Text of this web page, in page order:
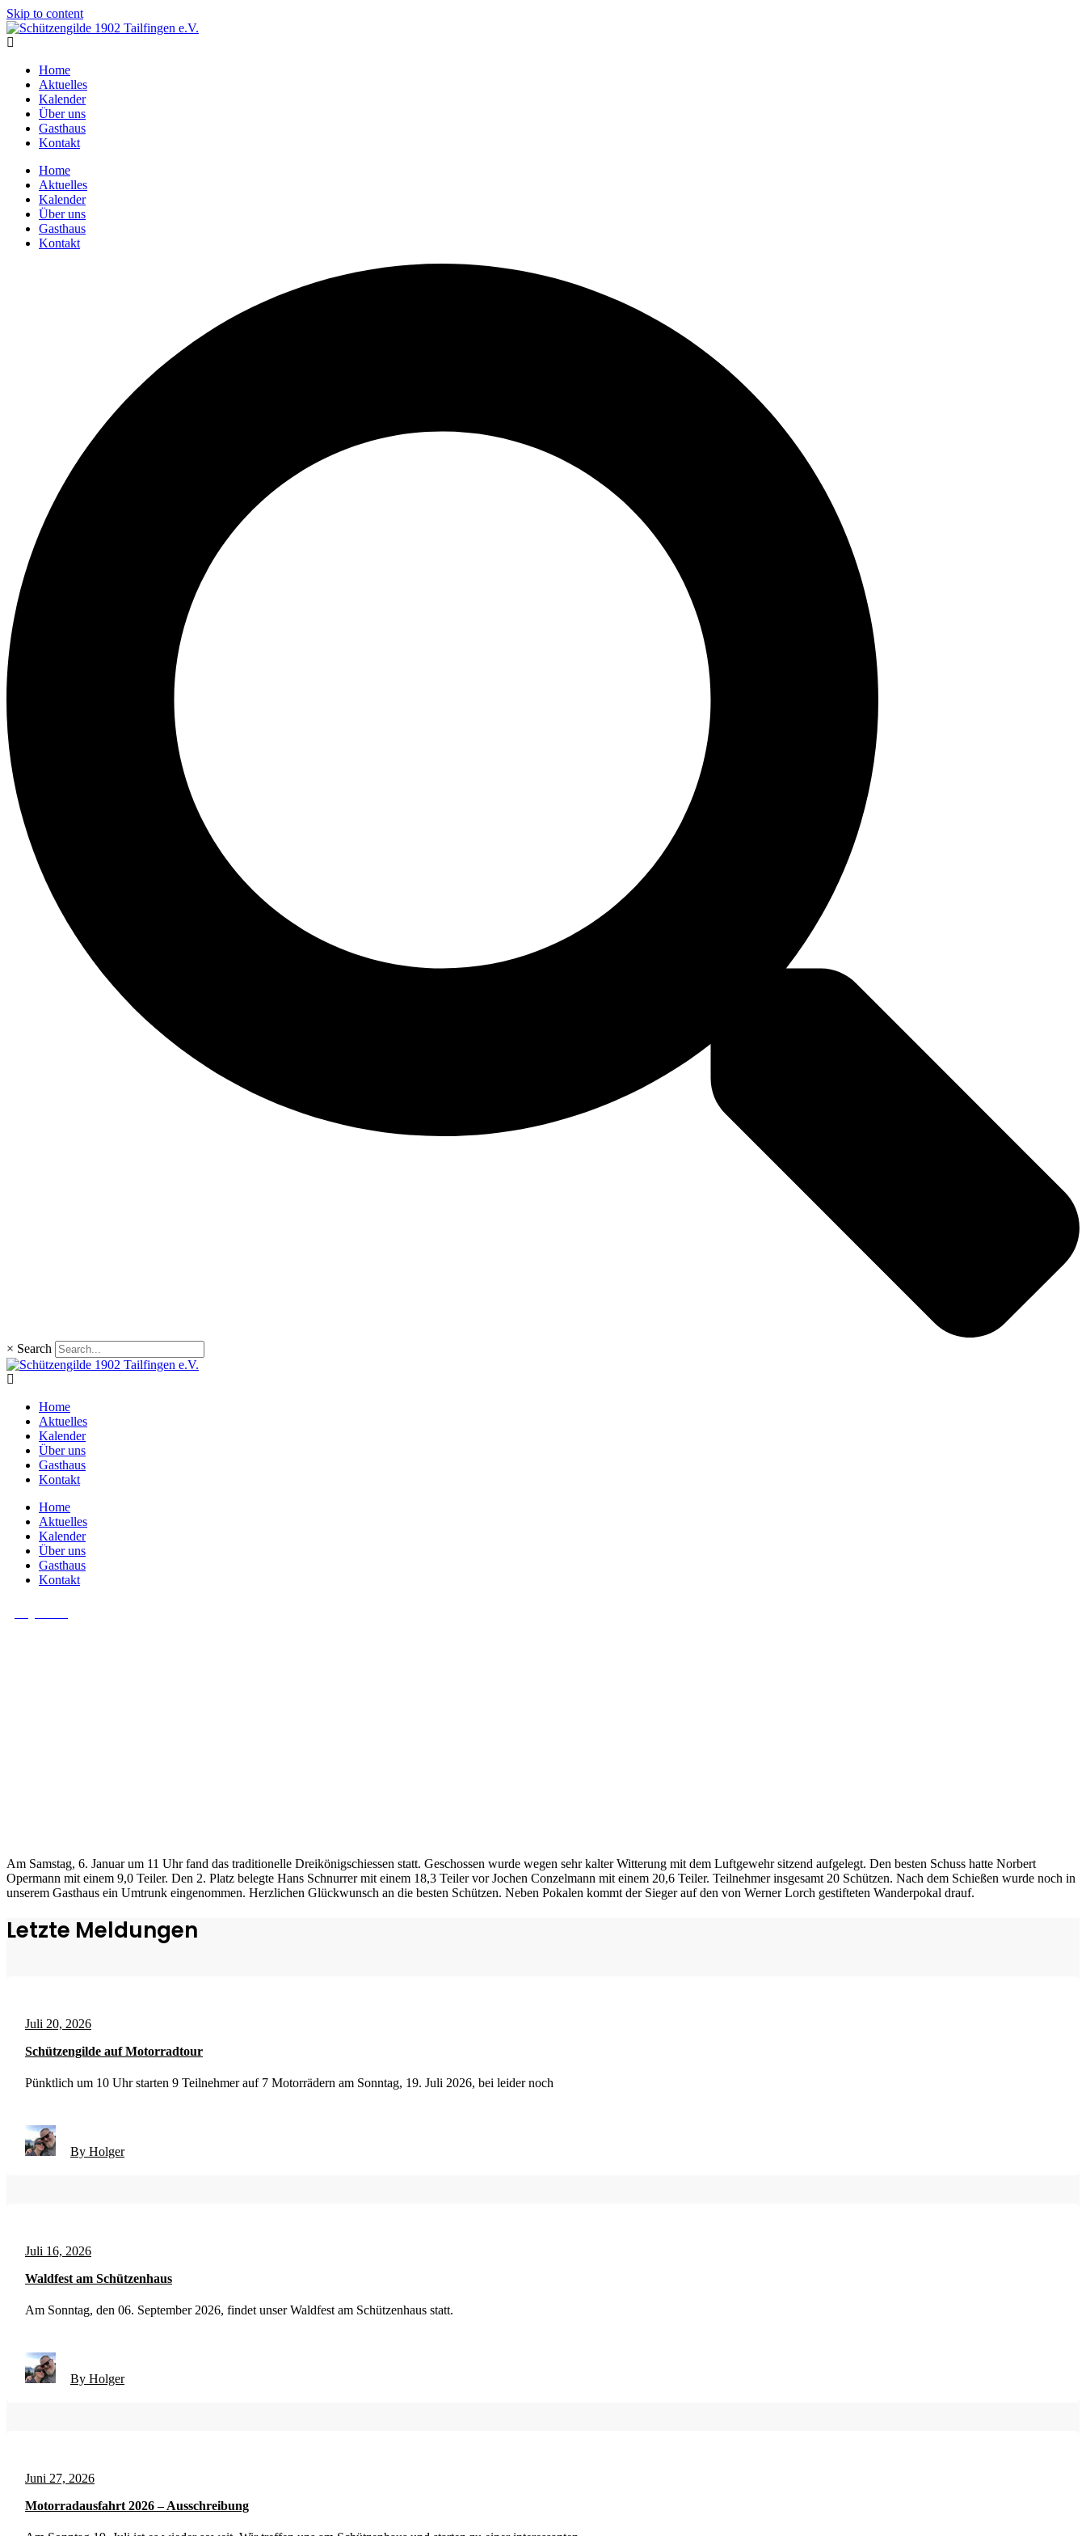
Skip to content
Home
Aktuelles
Kalender
Über uns
Gasthaus
Kontakt
Home
Aktuelles
Kalender
Über uns
Gasthaus
Kontakt
× Search
Home
Aktuelles
Kalender
Über uns
Gasthaus
Kontakt
Home
Aktuelles
Kalender
Über uns
Gasthaus
Kontakt
Am Samstag, 6. Januar um 11 Uhr fand das traditionelle Dreikönigschiessen statt. Geschossen wurde wegen sehr kalter Witterung mit dem Luftgewehr sitzend aufgelegt. Den besten Schuss hatte Norbert
Opermann mit einem 9,0 Teiler. Den 2. Platz belegte Hans Schnurrer mit einem 18,3 Teiler vor Jochen Conzelmann mit einem 20,6 Teiler. Teilnehmer insgesamt 20 Schützen. Nach dem Schießen wurde noch in
unserem Gasthaus ein Umtrunk eingenommen. Herzlichen Glückwunsch an die besten Schützen. Neben Pokalen kommt der Sieger auf den von Werner Lorch gestifteten Wanderpokal drauf.
Letzte Meldungen
Juli 20, 2026
Schützengilde auf Motorradtour
Pünktlich um 10 Uhr starten 9 Teilnehmer auf 7 Motorrädern am Sonntag, 19. Juli 2026, bei leider noch
By Holger
Juli 16, 2026
Waldfest am Schützenhaus
Am Sonntag, den 06. September 2026, findet unser Waldfest am Schützenhaus statt.
By Holger
Juni 27, 2026
Motorradausfahrt 2026 – Ausschreibung